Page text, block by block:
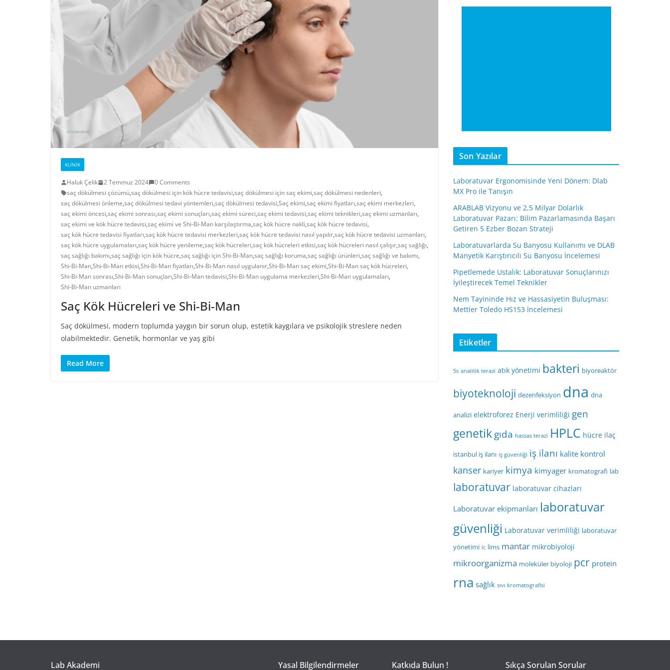
KLINIK
Haluk Çelik 2 Temmuz 2024
0 Comments
saç dökülmesi çözümü,saç dökülmesi için kök hücre tedavisi,saç dökülmesi için saç ekimi,saç dökülmesi nedenleri,
saç dökülmesi önleme,saç dökülmesi tedavi yöntemleri,saç dökülmesi tedavisi,Saç ekimi,saç ekimi fiyatları,saç ekimi merkezleri,
saç ekimi öncesi,saç ekimi sonrası,saç ekimi sonuçları,saç ekimi süreci,saç ekimi tedavisi,saç ekimi teknikleri,saç ekimi uzmanları,
saç ekimi ve kök hücre tedavisi,saç ekimi ve Shi-Bi-Man karşılaştırma,saç kök hücre nakli,saç kök hücre tedavisi,
saç kök hücre tedavisi fiyatları,saç kök hücre tedavisi merkezleri,saç kök hücre tedavisi nasıl yapılır,saç kök hücre tedavisi uzmanları,
saç kök hücre uygulamaları,saç kök hücre yenileme,saç kök hücreleri,saç kök hücreleri etkisi,saç kök hücreleri nasıl çalışır,saç sağlığı,
saç sağlığı bakımı,saç sağlığı için kök hücre,saç sağlığı için Shi-Bi-Man,saç sağlığı koruma,saç sağlığı ürünleri,saç sağlığı ve bakımı,
Shi-Bi-Man,Shi-Bi-Man etkisi,Shi-Bi-Man fiyatları,Shi-Bi-Man nasıl uygulanır,Shi-Bi-Man saç ekimi,Shi-Bi-Man saç kök hücreleri,
Shi-Bi-Man sonrası,Shi-Bi-Man sonuçları,Shi-Bi-Man tedavisi,Shi-Bi-Man uygulama merkezleri,Shi-Bi-Man uygulamaları,
Shi-Bi-Man uzmanları
Saç Kök Hücreleri ve Shi-Bi-Man
Saç dökülmesi, modern toplumda yaygın bir sorun olup, estetik kaygılara ve psikolojik streslere neden
olabilmektedir. Genetik, hormonlar ve yaş gibi
Read More
Son Yazılar
Laboratuvar Ergonomisinde Yeni Dönem: Dlab
MX Pro ile Tanışın
ARABLAB Vizyonu ve 2,5 Milyar Dolarlık
Laboratuvar Pazarı: Bilim Pazarlamasında Başarı
Getiren 5 Ezber Bozan Strateji
Laboratuvarlarda Su Banyosu Kullanımı ve DLAB
Manyetik Karıştırıcılı Su Banyosu İncelemesi
Pipetlemede Ustalık: Laboratuvar Sonuçlarınızı
İyileştirecek Temel Teknikler
Nem Tayininde Hız ve Hassasiyetin Buluşması:
Mettler Toledo HS153 İncelemesi
Etiketler
5s analitik terazi atık yönetimi bakteri biyoreaktör
biyoteknoloji dezenfeksiyon dna dna
analizi elektroforez Enerji verimliliği gen
genetikgıda hassas terazi HPLC hücre ilaç
istanbul iş ilanı iş güvenliği iş ilanı kalite kontrol
kanser kariyer kimya kimyager kromatografi lab
laboratuvar laboratuvar cihazları
Laboratuvar ekipmanları laboratuvar
güvenliği Laboratuvar verimliliği laboratuvar
yönetimi lc lims mantar mikrobiyoloji
mikroorganizma moleküler biyoloji pcr protein
rna sağlık sıvı kromatografisi
Lab Akademi Yasal Bilgilendirmeler Katkıda Bulun ! Sıkça Sorulan Sorular